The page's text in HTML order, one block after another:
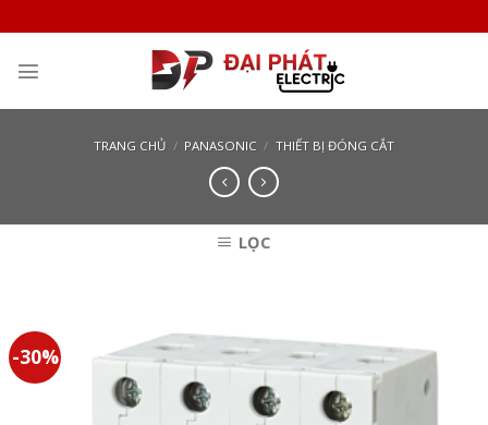
to
content
TRANG CHỦ / PANASONIC / THIẾT BỊ ĐÓNG CẮT
LỌC
-30%